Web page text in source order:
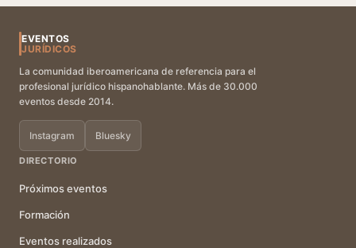
EVENTOS
JURÍDICOS
La comunidad iberoamericana de referencia para el
profesional jurídico hispanohablante. Más de 30.000
eventos desde 2014.
Instagram Bluesky
DIRECTORIO
Próximos eventos
Formación
Eventos realizados